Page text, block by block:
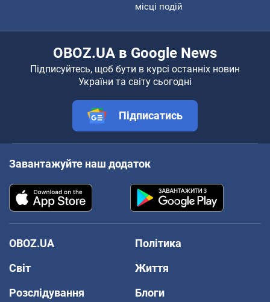
місці подій
OBOZ.UA в Google News
Підписуйтесь, щоб бути в курсі останніх новин
України та світу сьогодні
Підписатись
Завантажуйте наш додаток
OBOZ.UA
Політика
Світ
Життя
Розслідування
Блоги